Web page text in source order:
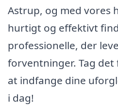
Astrup, og med vores
hurtigt og effektivt
professionelle, der
forventninger. Tag
at indfange dine
i dag!